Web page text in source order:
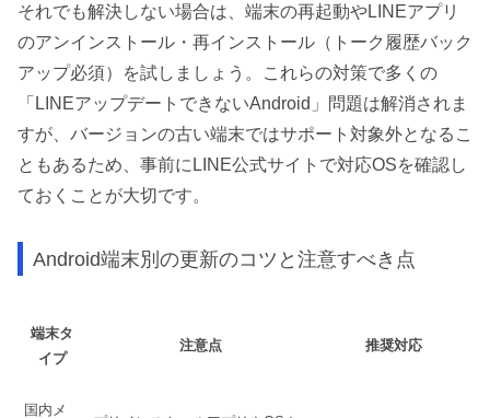
それでも解決しない場合は、端末の再起動やLINEアプリ
のアンインストール・再インストール（トーク履歴バック
アップ必須）を試しましょう。これらの対策で多くの
「LINEアップデートできないAndroid」問題は解消されま
すが、バージョンの古い端末ではサポート対象外となるこ
ともあるため、事前にLINE公式サイトで対応OSを確認し
ておくことが大切です。
Android端末別の更新のコツと注意すべき点
端末タ
イプ
注意点 推奨対応
国内メ